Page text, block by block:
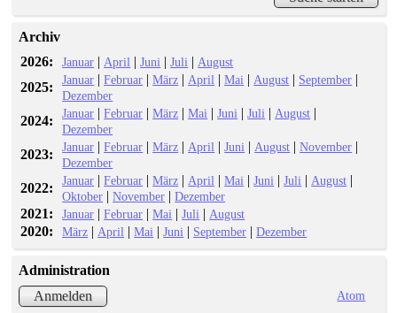
Archiv
2026:
Januar | April |Juni |Juli | August
2025: Januar |Februar |März | April |Mai | August | September |
Dezember
2024: Januar |Februar |März |Mai |Juni |Juli | August |
Dezember
2023: Januar |Februar |März | April |Juni | August |November |
Dezember
2022: Januar |Februar |März | April |Mai |Juni |Juli | August |
Oktober |November |Dezember
2021: Januar |Februar |Mai |Juli | August
2020: März | April |Mai |Juni | September |Dezember
Administration
Anmelden
Atom